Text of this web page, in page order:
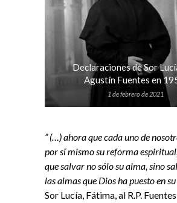
Declaraciones de Sor
Agustín Fuentes en
1 de febrero de 2021
” (…) ahora que cada uno de
por sí mismo su reforma
que salvar no sólo su alma, sino
las almas que Dios ha puesto en
Sor Lucía, Fátima, al R.P.